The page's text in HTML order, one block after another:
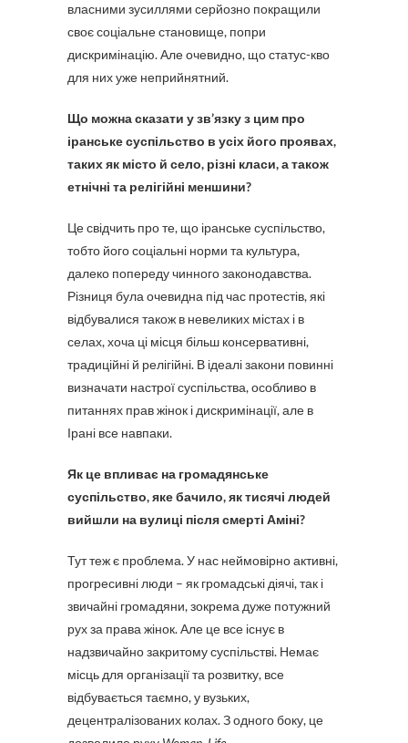
власними зусиллями серйозно покращили
своє соціальне становище, попри
дискримінацію. Але очевидно, що статус-кво
для них уже неприйнятний.
Що можна сказати у зв’язку з цим про
іранське суспільство в усіх його проявах,
таких як місто й село, різні класи, а також
етнічні та релігійні меншини?
Це свідчить про те, що іранське суспільство,
тобто його соціальні норми та культура,
далеко попереду чинного законодавства.
Різниця була очевидна під час протестів, які
відбувалися також в невеликих містах і в
селах, хоча ці місця більш консервативні,
традиційні й релігійні. В ідеалі закони повинні
визначати настрої суспільства, особливо в
питаннях прав жінок і дискримінації, але в
Ірані все навпаки.
Як це впливає на громадянське
суспільство, яке бачило, як тисячі людей
вийшли на вулиці після смерті Аміні?
Тут теж є проблема. У нас неймовірно активні,
прогресивні люди – як громадські діячі, так і
звичайні громадяни, зокрема дуже потужний
рух за права жінок. Але це все існує в
надзвичайно закритому суспільстві. Немає
місць для організації та розвитку, все
відбувається таємно, у вузьких,
децентралізованих колах. З одного боку, це